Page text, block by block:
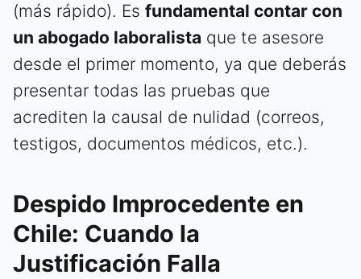
(más rápido). Es fundamental contar con
un abogado laboralista que te asesore
desde el primer momento, ya que deberás
presentar todas las pruebas que
acrediten la causal de nulidad (correos,
testigos, documentos médicos, etc.).
Despido Improcedente en
Chile: Cuando la
Justificación Falla